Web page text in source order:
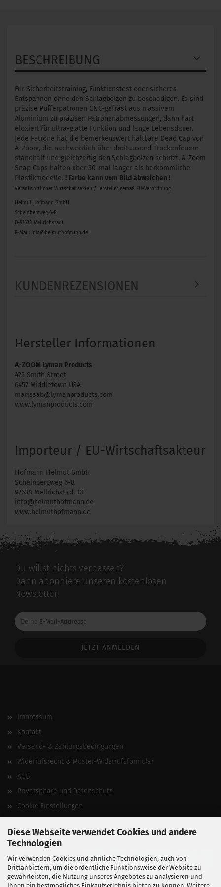
Diese Webseite verwendet Cookies und andere
Technologien
Wir verwenden Cookies und ähnliche Technologien, auch von
Drittanbietern, um die ordentliche Funktionsweise der Website zu
gewährleisten, die Nutzung unseres Angebotes zu analysieren und
Ihnen ein bestmögliches Einkaufserlebnis bieten zu können. Weitere
BESCHREIBUNG
Für Sicherheitstraining, Funktionstest oder sicheres
Entspannen ohne den Schlagbolzen zu beschädigen. Es sind
präzise Pufferpatronen CNC-gefräst aus massivem
Aluminium zu präzisen Patronenabmessungen, dann hart
eloxiert für ultra-glatte Funktion und lange Lebensdauer.
Jede Patrone hat die bemerkenswert haltbare Dead Cap von
A-Zoom, die nachweislich über dreitausend Trockenfeuern
standhält und gleichzeitig den Schlagbolzen schützt. A-Zoom
Snap Caps halten über 30-mal länger als herkömmliche
Plastikmodelle. ! Farbe kann vom Bild abweichen !
Verantwortlicher Wirtschaftsakteur/Hersteller gemäß EU-Verordnung
Helmut Hofmann GmbH
Scheinbergweg 6-8
D-97638 Mellrichstadt
E-Mail: info@helmuthofmann.de
KUNDENREZENSIONEN
Hersteller Informationen
A-ZOOM Lyman Products
475 Smith Street
6457 Middletown USA
marissab@lymanproducts.com
www.lymanproducts.com
Importeur / EU-Wirtschaftsakteur
Hofmann Helmut GmbH
Scheinbergweg 6-8
97638 Mellrichstadt DE
info@helmuthofmann.de
www.helmuthofmann.de
Du willst nichts verpassen?
Dann abonniere unseren kostenlosen
Newsletter!
Deine
E-
Impressum
Kontakt
Versand- & Zahlungsbedingungen
Widerrufsrecht & Muster-Widerrufsformular
AGB
Privatsphäre und Datenschutz
Cookie Einstellungen
Vertrag widerrufen